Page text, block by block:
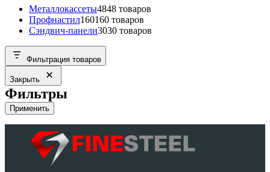
Металлокассеты4848 товаров
Профнастил160160 товаров
Сэндвич-панели3030 товаров
Фильтрация товаров
Закрыть
Фильтры
Применить